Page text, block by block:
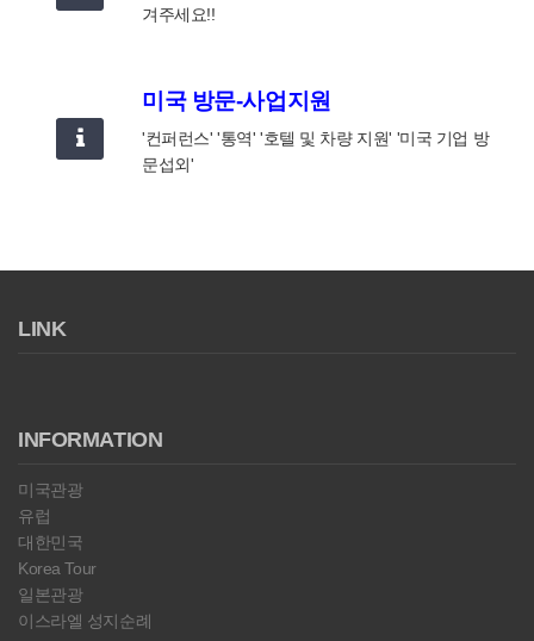
겨주세요!!
미국 방문-사업지원
'컨퍼런스' '통역' '호텔 및 차량 지원' '미국 기업 방
문섭외'
LINK
INFORMATION
미국관광
유럽
대한민국
Korea Tour
일본관광
이스라엘 성지순례